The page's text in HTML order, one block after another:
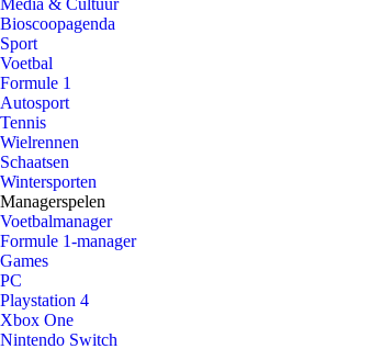
Media & Cultuur
Bioscoopagenda
Sport
Voetbal
Formule 1
Autosport
Tennis
Wielrennen
Schaatsen
Wintersporten
Managerspelen
Voetbalmanager
Formule 1-manager
Games
PC
Playstation 4
Xbox One
Nintendo Switch